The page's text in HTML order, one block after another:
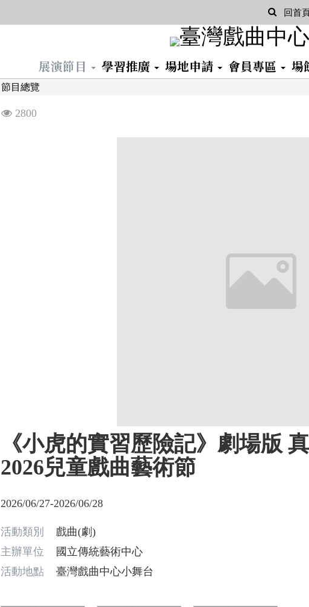
查
詢
回首
展演節目 學習推廣 場地申請 會員專區 場
節目總覽
觀2800
《小虎的實習歷險記》劇場版
2026兒童戲曲藝術節
2026/06/27-2026/06/28
活動類別
戲曲(劇)
主辦單位
國立傳統藝術中心
活動地點
臺灣戲曲中心小舞台